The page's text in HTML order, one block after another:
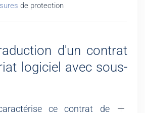
de protection
d'un contrat
logiciel avec sous-
ce contrat de